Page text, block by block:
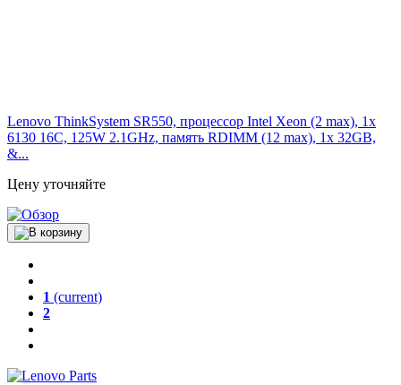
Lenovo ThinkSystem SR550, процессор Intel Xeon (2 max), 1x
6130 16C, 125W 2.1GHz, память RDIMM (12 max), 1x 32GB,
&...
Цену уточняйте
1 (current)
2